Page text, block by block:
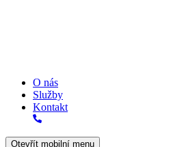
O nás
Služby
Kontakt
Otevřít mobilní menu